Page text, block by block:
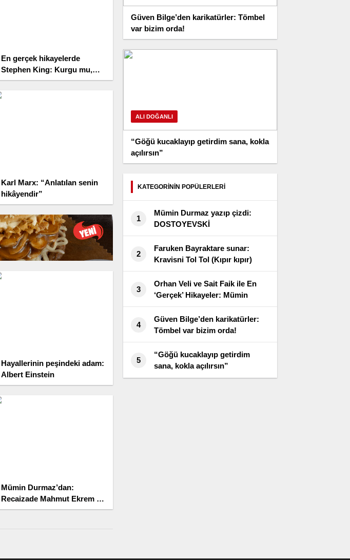
En gerçek hikayelerde
Stephen King: Kurgu mu,
gerçek mi?
Karl Marx: “Anlatılan senin
hikâyendir”
Hayallerinin peşindeki adam:
Albert Einstein
Mümin Durmaz’dan:
Recaizade Mahmut Ekrem ve
“Tutku”
Güven Bilge’den karikatürler: Tömbel
var bizim orda!
ALI DOĞANLI
“Göğü kucaklayıp getirdim sana, kokla
açılırsın”
KATEGORİNİN POPÜLERLERİ
1
Mümin Durmaz yazıp çizdi:
DOSTOYEVSKİ
2
Faruken Bayraktare sunar:
Kravisni Tol Tol (Kıpır kıpır)
3
Orhan Veli ve Sait Faik ile En
‘Gerçek’ Hikayeler: Mümin
Durmaz çiziyor
4
Güven Bilge’den karikatürler:
Tömbel var bizim orda!
5
“Göğü kucaklayıp getirdim
sana, kokla açılırsın”